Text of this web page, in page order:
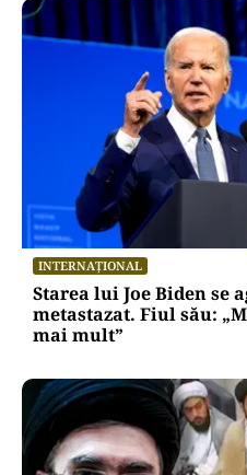
INTERNAȚIONAL
Starea lui Joe Biden se
metastazat. Fiul său:
mai mult”